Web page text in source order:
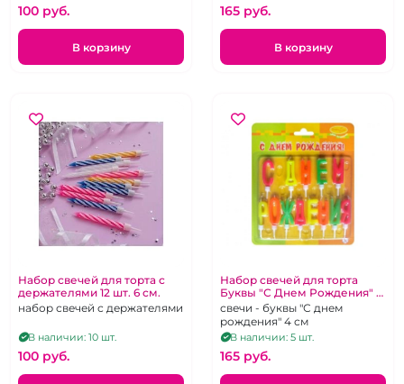
100 pуб.
В корзину
165 pуб.
В корзину
Набор свечей для торта с
держателями 12 шт. 6 см.
набор свечей с держателями
В наличии: 10 шт.
100 pуб.
Набор свечей для торта
Буквы "С Днем Рождения" 4
см.
свечи - буквы "С днем
рождения" 4 см
В наличии: 5 шт.
165 pуб.